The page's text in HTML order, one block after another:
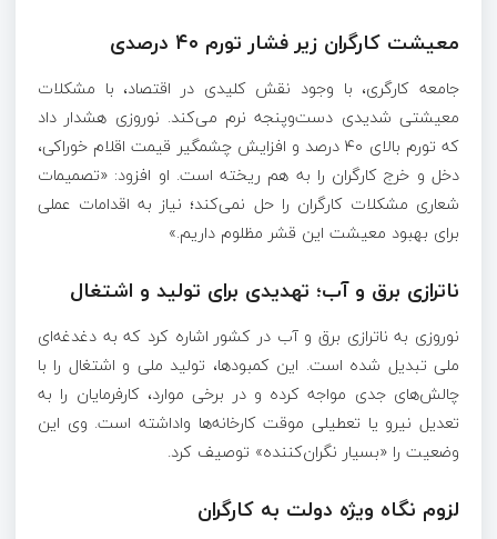
معیشت کارگران زیر فشار تورم ۴۰ درصدی
جامعه کارگری، با وجود نقش کلیدی در اقتصاد، با مشکلات
معیشتی شدیدی دست‌وپنجه نرم می‌کند. نوروزی هشدار داد
که تورم بالای ۴۰ درصد و افزایش چشمگیر قیمت اقلام خوراکی،
دخل و خرج کارگران را به هم ریخته است. او افزود: «تصمیمات
شعاری مشکلات کارگران را حل نمی‌کند؛ نیاز به اقدامات عملی
برای بهبود معیشت این قشر مظلوم داریم.»
ناترازی برق و آب؛ تهدیدی برای تولید و اشتغال
نوروزی به ناترازی برق و آب در کشور اشاره کرد که به دغدغه‌ای
ملی تبدیل شده است. این کمبودها، تولید ملی و اشتغال را با
چالش‌های جدی مواجه کرده و در برخی موارد، کارفرمایان را به
تعدیل نیرو یا تعطیلی موقت کارخانه‌ها واداشته است. وی این
وضعیت را «بسیار نگران‌کننده» توصیف کرد.
لزوم نگاه ویژه دولت به کارگران